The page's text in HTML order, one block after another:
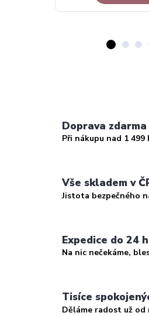
Doprava zdarma
Při nákupu nad 1 499
Vše skladem v
Jistota bezpečného
Expedice do 24
Na nic nečekáme,
Tisíce
Děláme radost už od